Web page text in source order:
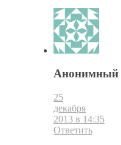
Анонимный
25
декабря
2013 в 14:35
Ответить